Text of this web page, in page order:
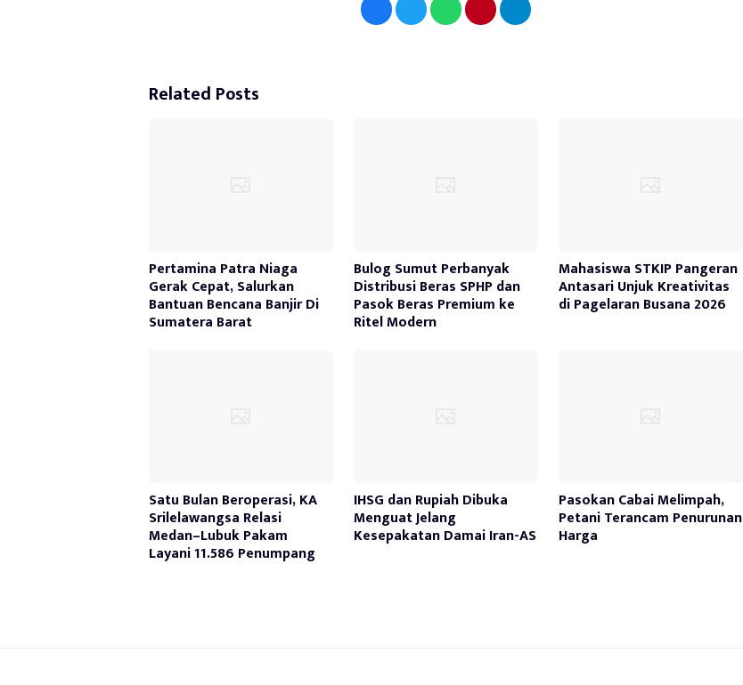
Related Posts
Pertamina Patra Niaga
Gerak Cepat, Salurkan
Bantuan Bencana Banjir Di
Sumatera Barat
Bulog Sumut Perbanyak
Distribusi Beras SPHP dan
Pasok Beras Premium ke
Ritel Modern
Mahasiswa STKIP Pangeran
Antasari Unjuk Kreativitas
di Pagelaran Busana 2026
Satu Bulan Beroperasi, KA
Srilelawangsa Relasi
Medan–Lubuk Pakam
Layani 11.586 Penumpang
IHSG dan Rupiah Dibuka
Menguat Jelang
Kesepakatan Damai Iran-AS
Pasokan Cabai Melimpah,
Petani Terancam Penurunan
Harga